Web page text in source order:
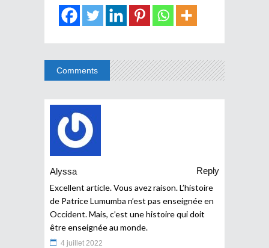
Comments
Alyssa
Reply
Excellent article. Vous avez raison. L’histoire
de Patrice Lumumba n’est pas enseignée en
Occident. Mais, c’est une histoire qui doit
être enseignée au monde.
4 juillet 2022